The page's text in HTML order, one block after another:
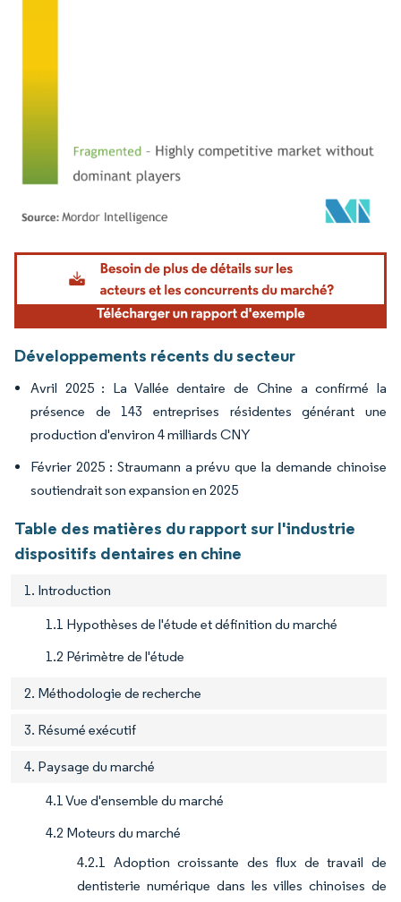
Image © Mordor Intelligence. La réutilisation nécessite une attribution sous CC BY
Développements récents du secteur
Avril 2025 : La Vallée dentaire de Chine a confirmé la
présence de 143 entreprises résidentes générant une
production d'environ 4 milliards CNY
Février 2025 : Straumann a prévu que la demande chinoise
soutiendrait son expansion en 2025
Table des matières du rapport sur l'industrie
dispositifs dentaires en chine
1. Introduction
1.1 Hypothèses de l'étude et définition du marché
1.2 Périmètre de l'étude
2. Méthodologie de recherche
3. Résumé exécutif
4. Paysage du marché
4.1 Vue d'ensemble du marché
4.2 Moteurs du marché
4.2.1 Adoption croissante des flux de travail de
dentisterie numérique dans les villes chinoises de